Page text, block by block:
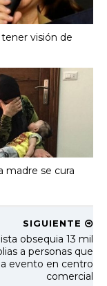
visión de
madre se cura
SIGUIENTE
obsequia 13 mil
a personas que
evento en centro
comercial